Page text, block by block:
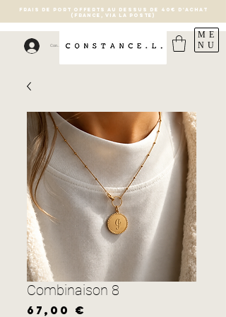
Connexion
FRAIS DE PORT OFFERTS AU DESSUS DE 40€ D'ACHAT
(France, via la poste)
ME
NU
Combinaison 8
67,00 €